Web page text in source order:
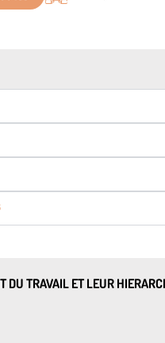
DU TRAVAIL ET LEUR